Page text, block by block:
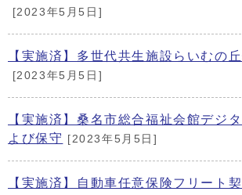
[2023年5月5日]
【実施済】多世代共生施設らいむの
[2023年5月5日]
【実施済】桑名市総合福祉会館デジ
よび保守
[2023年5月5日]
【実施済】自動車任意保険フリート